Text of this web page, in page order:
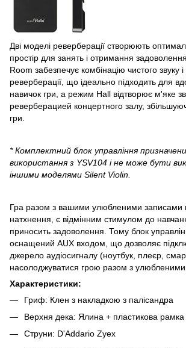
Дві моделі реверберації створюють
простір для занять і отримання
Room забезпечує комбінацію чистого звуку
реверберації, що ідеально підходить для
навичок гри, а режим Hall відтворює м'яке
реверберацией концертного залу,
гри.
* Комплектний блок управління
використання з YSV104 і не може бути
іншими моделями Silent Violin.
Гра разом з вашими улюбленими записами
натхнення, є відмінним стимулом до
приносить задоволення. Тому блок
оснащений AUX входом, що дозволяє
джерело аудіосигналу (ноутбук, плеєр,
насолоджуватися грою разом з улюбленими
Характеристики:
Гриф: Клен з накладкою з палісандра
Верхня дека: Ялина + пластикова рамка
Струни: D'Addario Zyex